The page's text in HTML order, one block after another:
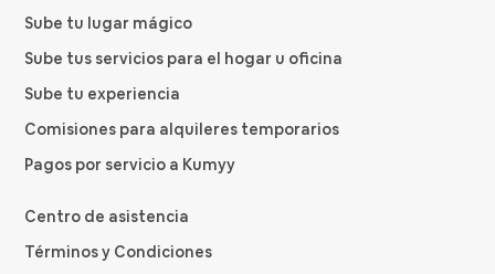
Sube tu lugar mágico
Sube tus servicios para el hogar u oficina
Sube tu experiencia
Comisiones para alquileres temporarios
Pagos por servicio a Kumyy
Centro de asistencia
Términos y Condiciones